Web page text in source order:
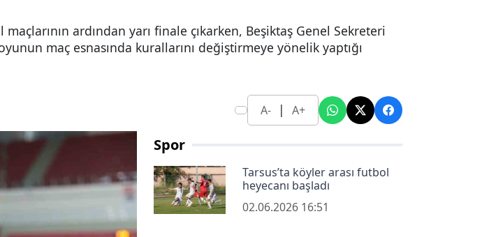
ardından yarı finale çıkarken, Beşiktaş Genel Sekreteri
maç esnasında kurallarını değiştirmeye yönelik yaptığı
A- | A+
Spor
Tarsus’ta köyler arası futbol
heyecanı başladı
02.06.2026 16:51